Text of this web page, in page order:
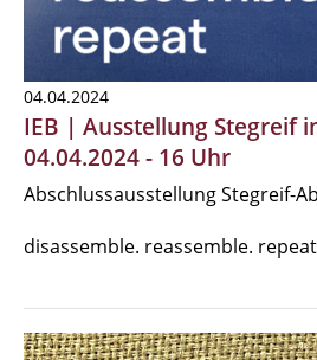
04.04.2024
IEB | Ausstellung Stegreif
04.04.2024 - 16 Uhr
Abschlussausstellung Stegreif-
disassemble. reassemble.